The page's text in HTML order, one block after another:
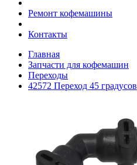
Ремонт кофемашины
Контакты
Главная
Запчасти для кофемашин
Переходы
42572 Переход 45 градусов